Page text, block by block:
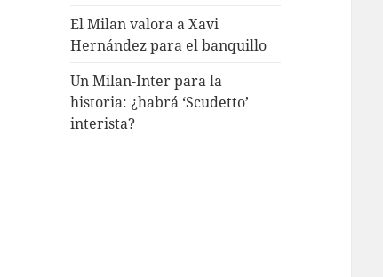
El Milan valora a Xavi
Hernández para el banquillo
Un Milan-Inter para la
historia: ¿habrá ‘Scudetto’
interista?